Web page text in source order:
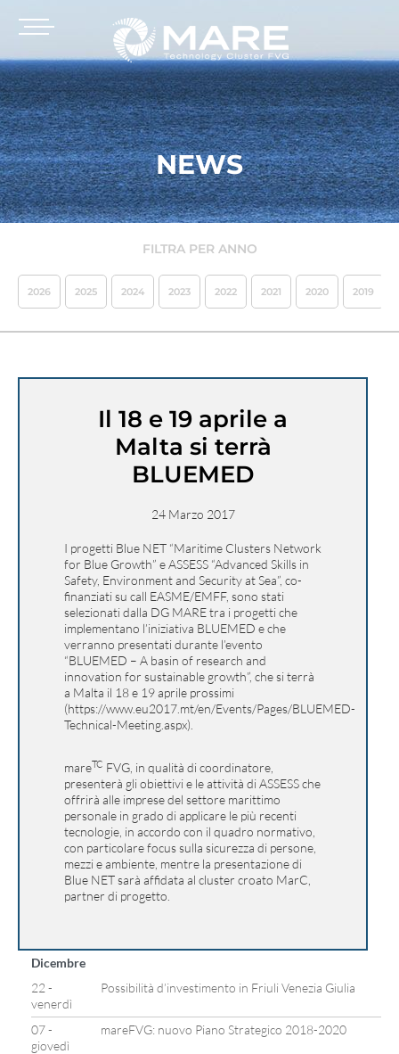
NEWS
FILTRA PER ANNO
2026 2025 2024 2023 2022 2021 2020 2019
Il 18 e 19 aprile a
Malta si terrà
BLUEMED
24 Marzo 2017
I progetti Blue NET “Maritime Clusters Network
for Blue Growth” e ASSESS “Advanced Skills in
Safety, Environment and Security at Sea”, co-
finanziati su call EASME/EMFF, sono stati
selezionati dalla DG MARE tra i progetti che
implementano l’iniziativa BLUEMED e che
verranno presentati durante l’evento
“BLUEMED – A basin of research and
innovation for sustainable growth”, che si terrà
a Malta il 18 e 19 aprile prossimi
(https://www.eu2017.mt/en/Events/Pages/BLUEMED-
Technical-Meeting.aspx).
mareTC FVG, in qualità di coordinatore,
presenterà gli obiettivi e le attività di ASSESS che
offrirà alle imprese del settore marittimo
personale in grado di applicare le più recenti
tecnologie, in accordo con il quadro normativo,
con particolare focus sulla sicurezza di persone,
mezzi e ambiente, mentre la presentazione di
Blue NET sarà affidata al cluster croato MarC,
partner di progetto.
Dicembre
22 -
venerdì
Possibilità d’investimento in Friuli Venezia Giulia
07 -
giovedì
mareFVG: nuovo Piano Strategico 2018-2020